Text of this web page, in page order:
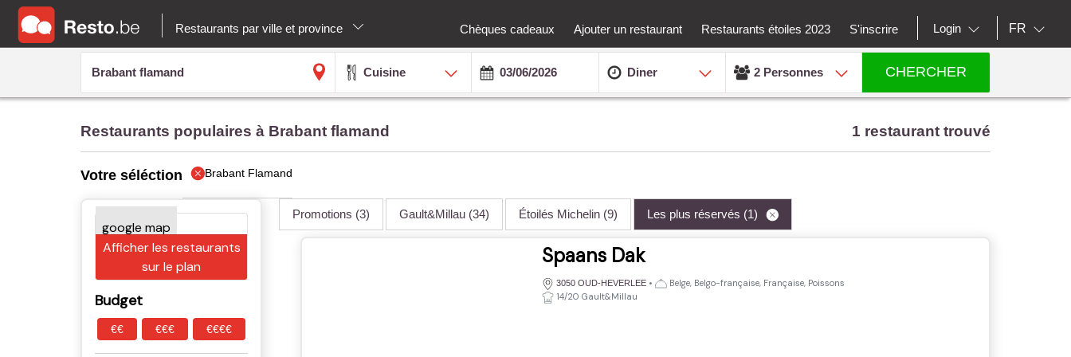
Restaurants par ville et province Chèques cadeaux Ajouter un restaurant Restaurants étoiles 2023 S'inscrire Login FR
Cuisine Diner 2 Personnes CHERCHER
Restaurants populaires à Brabant flamand 1 restaurant trouvé
Votre séléction Brabant Flamand
Afficher les restaurants
sur le plan
Budget
€€ €€€ €€€€
Promotions (3) Gault&Millau (34) Étoilés Michelin (9) Les plus réservés (1)
Spaans Dak
3050 OUD-HEVERLEE •
Belge, Belgo-française, Française, Poissons
14/20 Gault&Millau